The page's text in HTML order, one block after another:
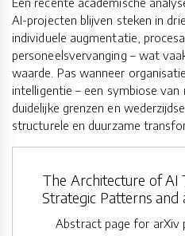
AI-projecten blijven steken in
individuele augmentatie,
personeelsvervanging – wat
waarde. Pas wanneer
intelligentie – een symbiose
duidelijke grenzen en
structurele en duurzame
The Architecture of AI
Strategic Patterns
Abstract page for arXiv